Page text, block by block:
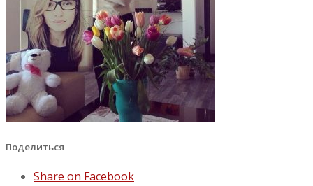
Поделиться
Share on Facebook